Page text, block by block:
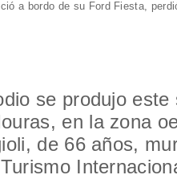
a bordo de su Ford Fiesta,
se produjo
en la zona
de 66 años,